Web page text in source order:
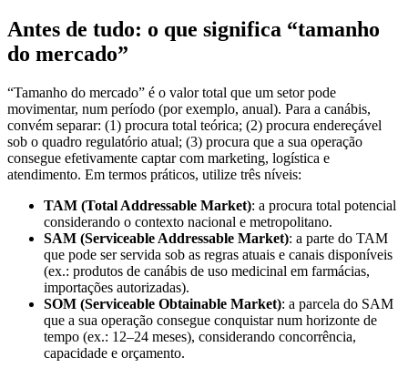
Antes de tudo: o que significa “tamanho
do mercado”
“Tamanho do mercado” é o valor total que um setor pode
movimentar, num período (por exemplo, anual). Para a canábis,
convém separar: (1) procura total teórica; (2) procura endereçável
sob o quadro regulatório atual; (3) procura que a sua operação
consegue efetivamente captar com marketing, logística e
atendimento. Em termos práticos, utilize três níveis:
TAM (Total Addressable Market): a procura total potencial
considerando o contexto nacional e metropolitano.
SAM (Serviceable Addressable Market): a parte do TAM
que pode ser servida sob as regras atuais e canais disponíveis
(ex.: produtos de canábis de uso medicinal em farmácias,
importações autorizadas).
SOM (Serviceable Obtainable Market): a parcela do SAM
que a sua operação consegue conquistar num horizonte de
tempo (ex.: 12–24 meses), considerando concorrência,
capacidade e orçamento.